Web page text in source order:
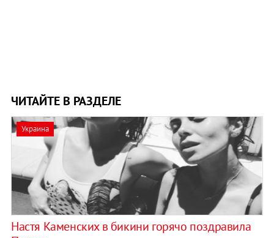
ЧИТАЙТЕ В РАЗДЕЛЕ
Украина
Настя Каменских в бикини горячо поздравила